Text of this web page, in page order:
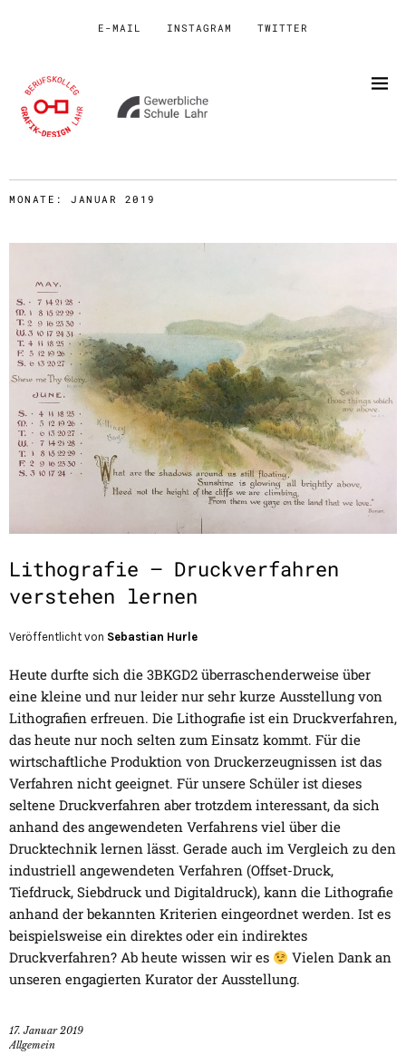
E-MAIL INSTAGRAM TWITTER
MONATE: JANUAR 2019
Lithografie – Druckverfahren
verstehen lernen
Veröffentlicht von Sebastian Hurle
Heute durfte sich die 3BKGD2 überraschenderweise über
eine kleine und nur leider nur sehr kurze Ausstellung von
Lithografien erfreuen. Die Lithografie ist ein Druckverfahren,
das heute nur noch selten zum Einsatz kommt. Für die
wirtschaftliche Produktion von Druckerzeugnissen ist das
Verfahren nicht geeignet. Für unsere Schüler ist dieses
seltene Druckverfahren aber trotzdem interessant, da sich
anhand des angewendeten Verfahrens viel über die
Drucktechnik lernen lässt. Gerade auch im Vergleich zu den
industriell angewendeten Verfahren (Offset-Druck,
Tiefdruck, Siebdruck und Digitaldruck), kann die Lithografie
anhand der bekannten Kriterien eingeordnet werden. Ist es
beispielsweise ein direktes oder ein indirektes
Druckverfahren? Ab heute wissen wir es
Vielen Dank an
unseren engagierten Kurator der Ausstellung.
17. Januar 2019
Allgemein